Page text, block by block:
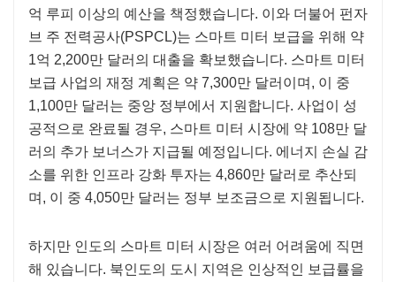
억 루피 이상의 예산을 책정했습니다. 이와 더불어 펀자
브 주 전력공사(PSPCL)는 스마트 미터 보급을 위해 약
1억 2,200만 달러의 대출을 확보했습니다. 스마트 미터
보급 사업의 재정 계획은 약 7,300만 달러이며, 이 중
1,100만 달러는 중앙 정부에서 지원합니다. 사업이 성
공적으로 완료될 경우, 스마트 미터 시장에 약 108만 달
러의 추가 보너스가 지급될 예정입니다. 에너지 손실 감
소를 위한 인프라 강화 투자는 4,860만 달러로 추산되
며, 이 중 4,050만 달러는 정부 보조금으로 지원됩니다.
하지만 인도의 스마트 미터 시장은 여러 어려움에 직면
해 있습니다. 북인도의 도시 지역은 인상적인 보급률을